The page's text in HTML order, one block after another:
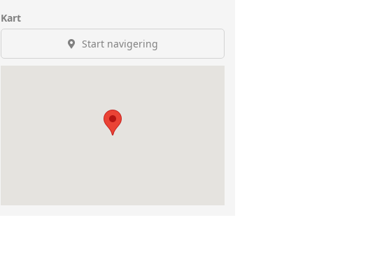
Kart
Start navigering